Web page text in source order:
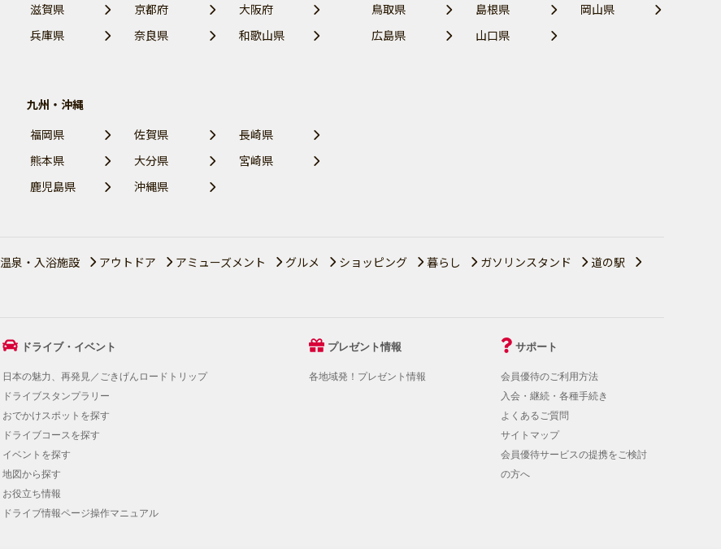
滋賀県
京都府
大阪府
兵庫県
奈良県 和歌山県
鳥取県
島根県
岡山県
広島県
山口県
九州・沖縄
福岡県
佐賀県
長崎県
熊本県
大分県
宮崎県
鹿児島県
沖縄県
温泉・入浴施設 アウトドア アミューズメント グルメ ショッピング 暮らし ガソリンスタンド
道の駅
ドライブ・イベント
日本の魅力、再発見／ごきげんロードトリップ
ドライブスタンプラリー
おでかけスポットを探す
ドライブコースを探す
イベントを探す
地図から探す
お役立ち情報
ドライブ情報ページ操作マニュアル
プレゼント情報
各地域発！プレゼント情報
サポート
会員優待のご利用方法
入会・継続・各種手続き
よくあるご質問
サイトマップ
会員優待サービスの提携をご検討
の方へ